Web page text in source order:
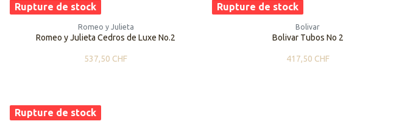
Rupture de stock
Romeo y Julieta
Romeo y Julieta Cedros de Luxe No.2
537,50 CHF
Rupture de stock
Bolivar
Bolivar Tubos No 2
417,50 CHF
Rupture de stock